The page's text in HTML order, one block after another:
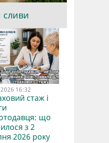
сливи
16:32
стаж і
що
з 2
2026 року